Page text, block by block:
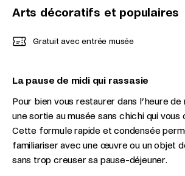
Arts décoratifs et populaires
Gratuit avec entrée musée
La pause de midi qui rassasie
Pour bien vous restaurer dans l’heure
une sortie au musée sans chichi qui vous
Cette formule rapide et condensée
familiariser avec une œuvre ou un objet
sans trop creuser sa pause-déjeuner.